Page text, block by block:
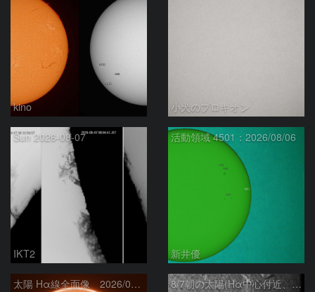
kino 小犬のプロキオン
Sun 2026-08-07
IKT2
活動領域 4501：2026/08/06
新井優
太陽 Hα線全面像 2026/08/07 8/7朝の太陽(Hα中心付近、4498、4502付近)